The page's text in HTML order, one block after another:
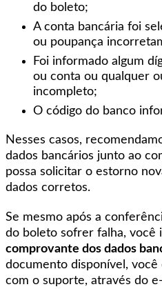
do boleto;
A conta bancária foi
ou poupança
Foi informado algum
ou conta ou qualquer
incompleto;
O código do banco
Nesses casos,
dados bancários junto ao
possa solicitar o estorno
dados corretos.
Se mesmo após a
do boleto sofrer falha, você
comprovante dos dados
documento disponível,
com o suporte, através do